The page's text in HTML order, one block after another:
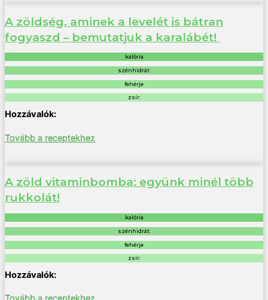
A zöldség, aminek a levelét is bátran
fogyaszd – bemutatjuk a karalábét!
kalória
szénhidrát:
fehérje
zsír:
Tovább a receptekhez
A zöld vitaminbomba: együnk minél több
rukkolát!
kalória
szénhidrát:
fehérje
zsír: